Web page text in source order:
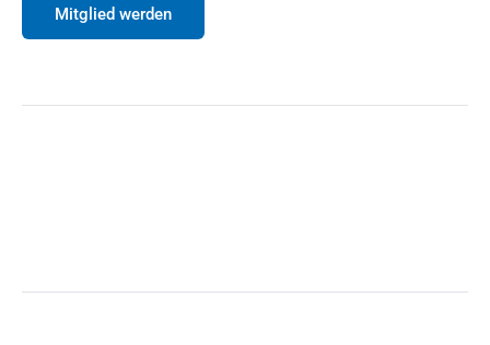
Mitglied werden